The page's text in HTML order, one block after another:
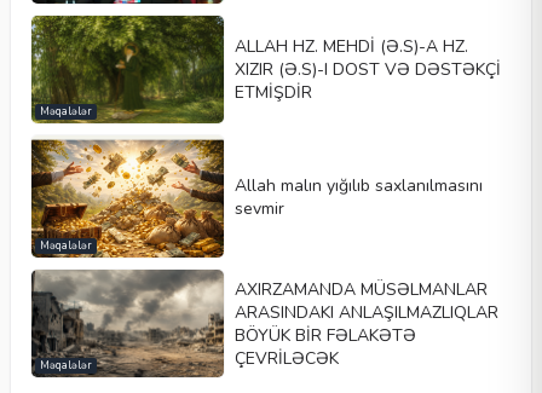
Məqalələr
ALLAH HZ. MEHDİ (Ə.S)-A HZ.
XIZIR (Ə.S)-I DOST VƏ DƏSTƏKÇİ
ETMİŞDİR
Məqalələr
Allah malın yığılıb saxlanılmasını
sevmir
Məqalələr
AXIRZAMANDA MÜSƏLMANLAR
ARASINDAKI ANLAŞILMAZLIQLAR
BÖYÜK BİR FƏLAKƏTƏ
ÇEVRİLƏCƏK